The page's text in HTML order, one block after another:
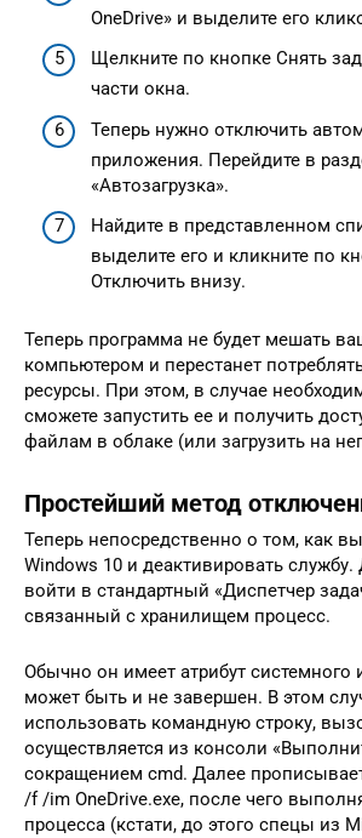
OneDrive» и выделите его
Щелкните по кнопке Снять
части окна.
Теперь нужно отключить
приложения. Перейдите в
«Автозагрузка».
Найдите в представленном
выделите его и кликните по
Отключить внизу.
Теперь программа не будет мешать
компьютером и перестанет
ресурсы. При этом, в случае
сможете запустить ее и получить
файлам в облаке (или загрузить на
Простейший метод
Теперь непосредственно о том, как
Windows 10 и деактивировать
войти в стандартный «Диспетчер
связанный с хранилищем процесс.
Обычно он имеет атрибут системного
может быть и не завершен. В этом
использовать командную строку,
осуществляется из консоли
сокращением cmd. Далее
/f /im OneDrive.exe, после чего
процесса (кстати, до этого спецы из